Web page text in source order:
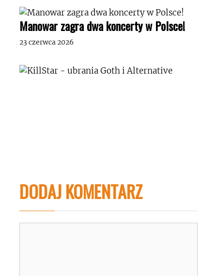
Manowar zagra dwa koncerty w Polsce!
23 czerwca 2026
DODAJ KOMENTARZ